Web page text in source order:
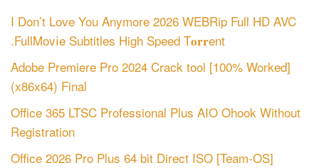
I Don’t Love You Anymore 2026 WEBRip Full HD AVC
.FullMov𝗂e Subtitles High Speed T𝐨𝐫𝐫ent
Adobe Premiere Pro 2024 Crack tool [100% Worked]
(x86x64) Final
Office 365 LTSC Professional Plus AIO Ohook Without
Registration
Office 2026 Pro Plus 64 bit Direct ISO [Team-OS]